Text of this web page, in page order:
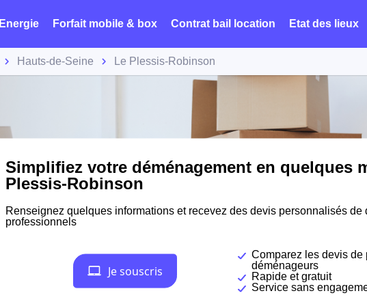
Energie Forfait mobile & box Contrat bail location Etat des lieux
Hauts-de-Seine Le Plessis-Robinson